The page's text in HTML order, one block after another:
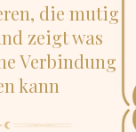
die mutig
zeigt was
Verbindung
kann